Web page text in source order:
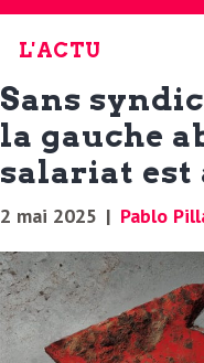
L'ACTU
Sans
la gauche
salariat est
2 mai 2025 | Pablo